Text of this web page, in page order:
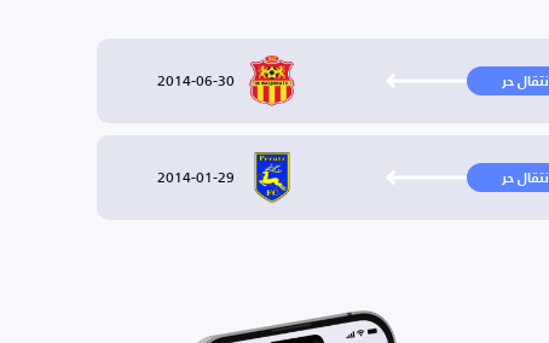
انتقال حر 2014-06-30
انتقال حر 2014-01-29